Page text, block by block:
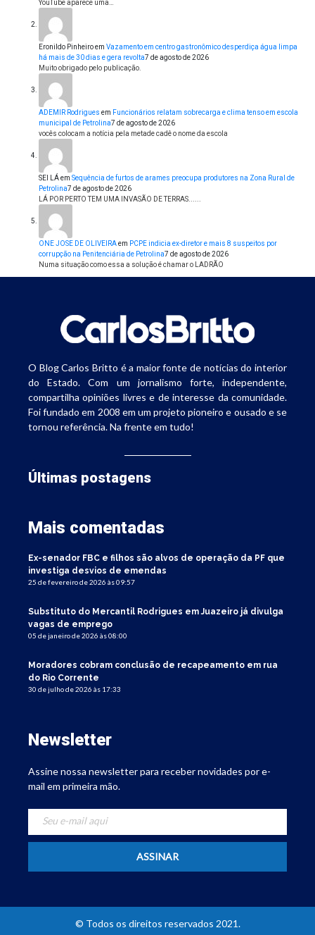
YouTube aparece uma…
Eronildo Pinheiroem Vazamento em centro gastronômico desperdiça água limpa
há mais de 30 dias e gera revolta7 de agosto de 2026
Muito obrigado pelo publicação.
ADEMIR Rodrigues em Funcionários relatam sobrecarga e clima tenso em escola
municipal de Petrolina7 de agosto de 2026
vocês colocam a notícia pela metade cadê o nome da escola
SEI LÁem Sequência de furtos de arames preocupa produtores na Zona Rural de
Petrolina7 de agosto de 2026
LÁ POR PERTO TEM UMA INVASÃO DE TERRAS......
ONE JOSE DE OLIVEIRAem PCPE indicia ex-diretor e mais 8 suspeitos por
corrupção na Penitenciária de Petrolina7 de agosto de 2026
Numa situação como essa a solução é chamar o LADRÃO
O Blog Carlos Britto é a maior fonte de notícias do interior
do Estado. Com um jornalismo forte, independente,
compartilha opiniões livres e de interesse da comunidade.
Foi fundado em 2008 em um projeto pioneiro e ousado e se
tornou referência. Na frente em tudo!
Últimas postagens
Mais comentadas
Ex-senador FBC e filhos são alvos de operação da PF que
investiga desvios de emendas
25 de fevereiro de 2026 às 09:57
Substituto do Mercantil Rodrigues em Juazeiro já divulga
vagas de emprego
05 de janeiro de 2026 às 08:00
Moradores cobram conclusão de recapeamento em rua
do Rio Corrente
30 de julho de 2026 às 17:33
Newsletter
Assine nossa newsletter para receber novidades por e-
mail em primeira mão.
© Todos os direitos reservados 2021.